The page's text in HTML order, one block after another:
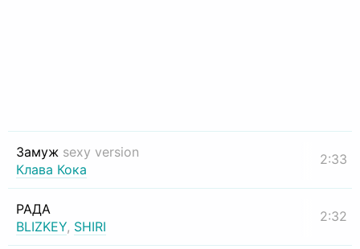
Замуж sexy version
Клава Кока
2:33
РАДА
BLIZKEY, SHIRI
2:32